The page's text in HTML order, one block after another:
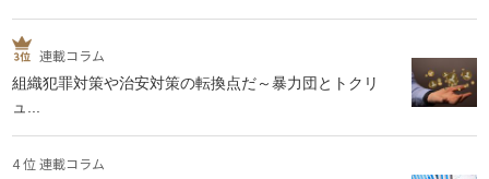
連載コラム
組織犯罪対策や治安対策の転換点だ～暴力団とトクリ
ュ...
4 位 連載コラム